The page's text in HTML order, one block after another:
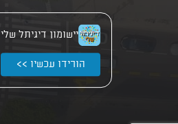
יישומון דיגיתל שלי
הורידו עכשיו >>